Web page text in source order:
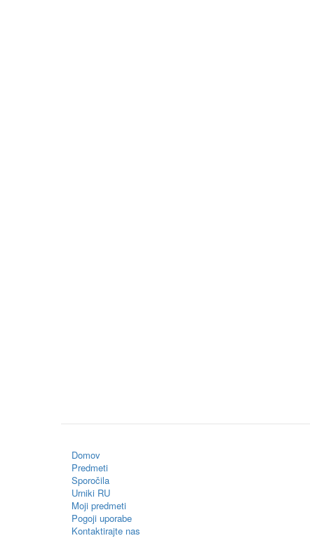
Domov
Predmeti
Sporočila
Urniki RU
Moji predmeti
Pogoji uporabe
Kontaktirajte nas